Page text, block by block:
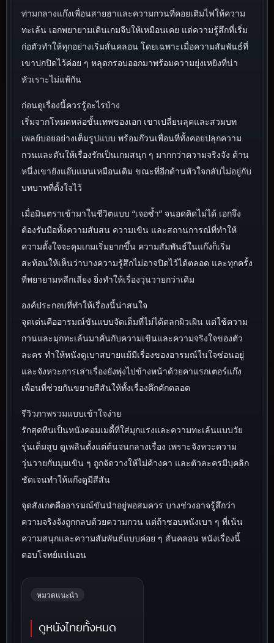
ท่ามกลางแก๊งเพื่อนสายฮาและความกวนที่คอยเติมไฟให้ความ
ทะเล้น เอกพยายามเดินเกมจีบให้เหมือนเคย แต่ความรู้สึกที่เริ่ม
ก่อตัวทำให้ทุกอย่างเริ่มสั่นคลอน โดยเฉพาะเมื่อความสัมพันธ์ที่
เขาปกปิดไว้ค่อย ๆ หลุดกรอบออกมาพร้อมความยุ่งเหยิงที่น่า
หัวเราะไม่แพ้กัน
ก่อนดูเรื่องนี้ควรรู้อะไรบ้าง
เริ่มจากโหมดหล่อขั้นเทพของเอก เขาเปลี่ยนลุคและสวมบท
เพลย์บอยอย่างเต็มรูปแบบ พร้อมก๊วนเพื่อนที่ทั้งคอยปลุกความ
กวนและดันให้เรื่องรักเป็นเกมสนุก ๆ มากกว่าความจริงจัง ด้าน
หนึ่งเขายังแอ๊บแมนเหมือนเดิม ขณะที่อีกด้านหัวใจกลับไม่อยู่กับ
บทบาทที่ตั้งใจไว้
เมื่อมินตราเข้ามาในชีวิตแบบ “เจอซ้ำ” จนอดคิดไม่ได้ เอกจึง
ต้องรับมือทั้งความสับสน ความเขิน และสถานการณ์ที่ทำให้
ความตั้งใจจะคุมเกมเริ่มยากขึ้น ความสัมพันธ์ในแก๊งก็เริ่ม
สะท้อนให้เห็นว่าบางความรู้สึกไม่อาจปิดไว้ได้ตลอด และทุกครั้ง
ที่พยายามหลีกเลี่ยง ยิ่งทำให้เรื่องวุ่นวายกว่าเดิม
องค์ประกอบที่ทำให้เรื่องนี้น่าสนใจ
จุดเด่นคืออารมณ์ขันแบบจัดเต็มที่ไม่ได้ตลกผิวเผิน แต่ใช้ความ
กวนและมุกทะเล้นมาคั่นกับความเขินและความจริงใจของตัว
ละคร ทำให้หนังดูเบาสบายแม้มีเรื่องของอารมณ์ในใจซ่อนอยู่
และจังหวะการเล่าเรื่องยังพุ่งไปข้างหน้าด้วยคาแรกเตอร์แก๊ง
เพื่อนที่ช่วยกันขยายสีสันให้ทั้งเรื่องคึกคักตลอด
รีวิวภาพรวมแบบเข้าใจง่าย
รักสุดทีนเป็นหนังคอมเมดี้ที่ใส่มุกแรงและความทะเล้นแบบวัย
รุ่นเต็มสูบ ดูเพลินตั้งแต่ต้นจนกลางเรื่อง เพราะจังหวะความ
วุ่นวายกับมุมเขิน ๆ ถูกจัดวางให้ไม่ค้างคา และตัวละครมีบุคลิก
ชัดเจนทำให้แก๊งดูมีสีสัน
จุดสังเกตคืออารมณ์ขันนำอยู่พอสมควร บางช่วงอาจรู้สึกว่า
ความจริงจังถูกกลบด้วยความกวน แต่ถ้าชอบหนังเบา ๆ ที่เน้น
ความสนุกและความสัมพันธ์แบบค่อย ๆ สั่นคลอน หนังเรื่องนี้
ตอบโจทย์แน่นอน
หมวดแนะนำ
ดูหนังไทยทั้งหมด